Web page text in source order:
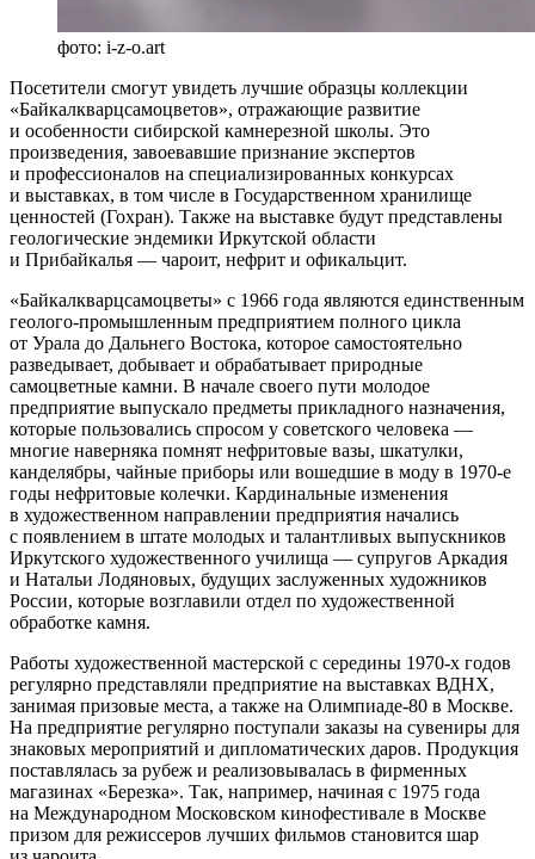
фото: i-z-o.art
Посетители смогут увидеть лучшие образцы коллекции
«Байкалкварцсамоцветов», отражающие развитие
и особенности сибирской камнерезной школы. Это
произведения, завоевавшие признание экспертов
и профессионалов на специализированных конкурсах
и выставках, в том числе в Государственном хранилище
ценностей (Гохран). Также на выставке будут представлены
геологические эндемики Иркутской области
и Прибайкалья — чароит, нефрит и офикальцит.
«Байкалкварцсамоцветы» с 1966 года являются единственным
геолого‑промышленным предприятием полного цикла
от Урала до Дальнего Востока, которое самостоятельно
разведывает, добывает и обрабатывает природные
самоцветные камни. В начале своего пути молодое
предприятие выпускало предметы прикладного назначения,
которые пользовались спросом у советского человека —
многие наверняка помнят нефритовые вазы, шкатулки,
канделябры, чайные приборы или вошедшие в моду в 1970-е
годы нефритовые колечки. Кардинальные изменения
в художественном направлении предприятия начались
с появлением в штате молодых и талантливых выпускников
Иркутского художественного училища — супругов Аркадия
и Натальи Лодяновых, будущих заслуженных художников
России, которые возглавили отдел по художественной
обработке камня.
Работы художественной мастерской с середины 1970-х годов
регулярно представляли предприятие на выставках ВДНХ,
занимая призовые места, а также на Олимпиаде-80 в Москве.
На предприятие регулярно поступали заказы на сувениры для
знаковых мероприятий и дипломатических даров. Продукция
поставлялась за рубеж и реализовывалась в фирменных
магазинах «Березка». Так, например, начиная с 1975 года
на Международном Московском кинофестивале в Москве
призом для режиссеров лучших фильмов становится шар